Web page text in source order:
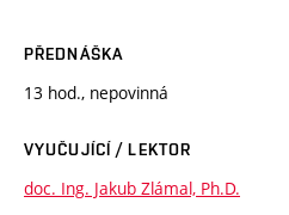
PŘEDNÁŠKA
13 hod., nepovinná
VYUČUJÍCÍ / LEKTOR
doc. Ing. Jakub Zlámal, Ph.D.